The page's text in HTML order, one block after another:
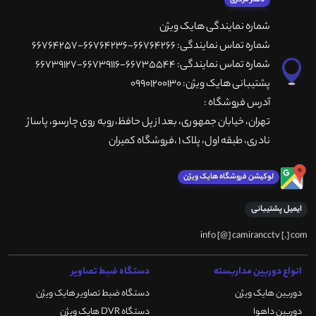
شماره نمایندگی هایک ویژن
شماره تماس نمایندگی: 66764266-66764236-66764257
شماره تماس نمایندگی: 66735544-66739116-66739127
پشتیبانی هایک ویژن: 09901200130
آدرس فروشگاه :
تهران، خيابان جمهوری، بعد از پل حافظ،روبه روی چارسو، پاساژ
نادری، طبقه اول، پلاک 1 ،فروشگاه کمیران
لوکیشن فروشگاه هایک ویژن
ایمیل پشتیبانی
info [@] camirancctv [.] com
انواع دوربین مداربسته
دوربین هایک ویژن
دوربین داهوا
دستگاه ضبط تصاویر
دستگاه ضبط تصاویر هایک ویژن
دستگاه DVR هایک ویژن